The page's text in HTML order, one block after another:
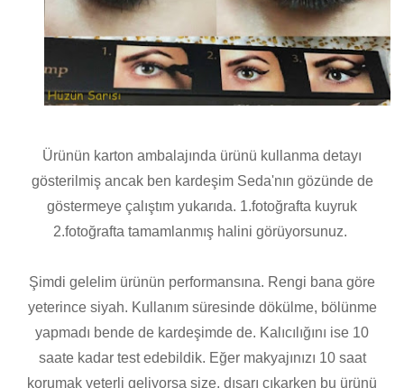
Ürünün karton ambalajında ürünü kullanma detayı
gösterilmiş ancak ben kardeşim Seda'nın gözünde de
göstermeye çalıştım yukarıda. 1.fotoğrafta kuyruk
2.fotoğrafta tamamlanmış halini görüyorsunuz.
Şimdi gelelim ürünün performansına. Rengi bana göre
yeterince siyah. Kullanım süresinde dökülme, bölünme
yapmadı bende de kardeşimde de. Kalıcılığını ise 10
saate kadar test edebildik. Eğer makyajınızı 10 saat
korumak yeterli geliyorsa size, dışarı çıkarken bu ürünü